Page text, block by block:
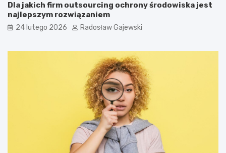
Dla jakich firm outsourcing ochrony środowiska jest
najlepszym rozwiązaniem
24 lutego 2026 Radosław Gajewski